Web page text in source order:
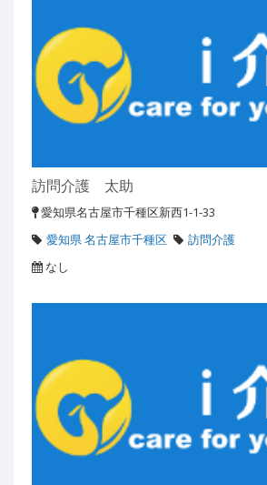
訪問介護 太助
愛知県名古屋市千種区新西1-1-33
愛知県 名古屋市千種区
訪問介護
なし